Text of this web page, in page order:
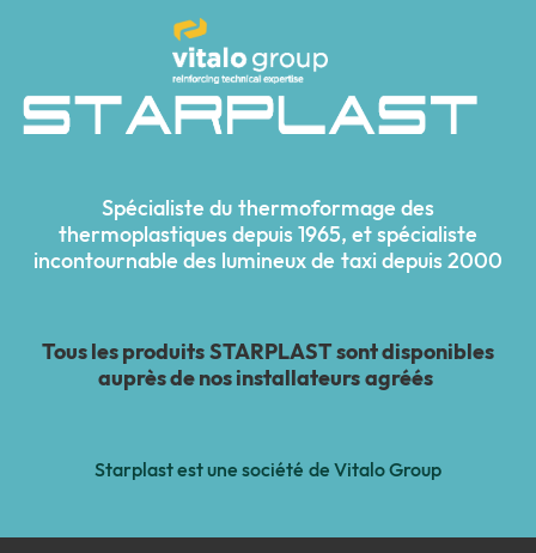
Spécialiste du thermoformage des
thermoplastiques depuis 1965, et spécialiste
incontournable des lumineux de taxi depuis 2000
Tous les produits STARPLAST sont disponibles
auprès de nos installateurs agréés
Starplast est une société de Vitalo Group